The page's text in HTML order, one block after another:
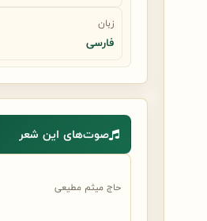
زبان
فارسی
صوت‌های این شعر
حاج میثم مطیعی